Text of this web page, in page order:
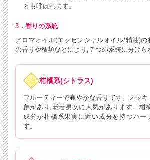
とも呼ばれます。
3．香りの系統
アロマオイル(エッセンシャルオイル/精油)
の香りや種類などにより,７つの系統に分けら
柑橘系(シトラス)
フルーティーで爽やかな香りです。スッ
象があり,老若男女に人気があります。柑
成分が柑橘系果実に近い成分を持つハー
す。